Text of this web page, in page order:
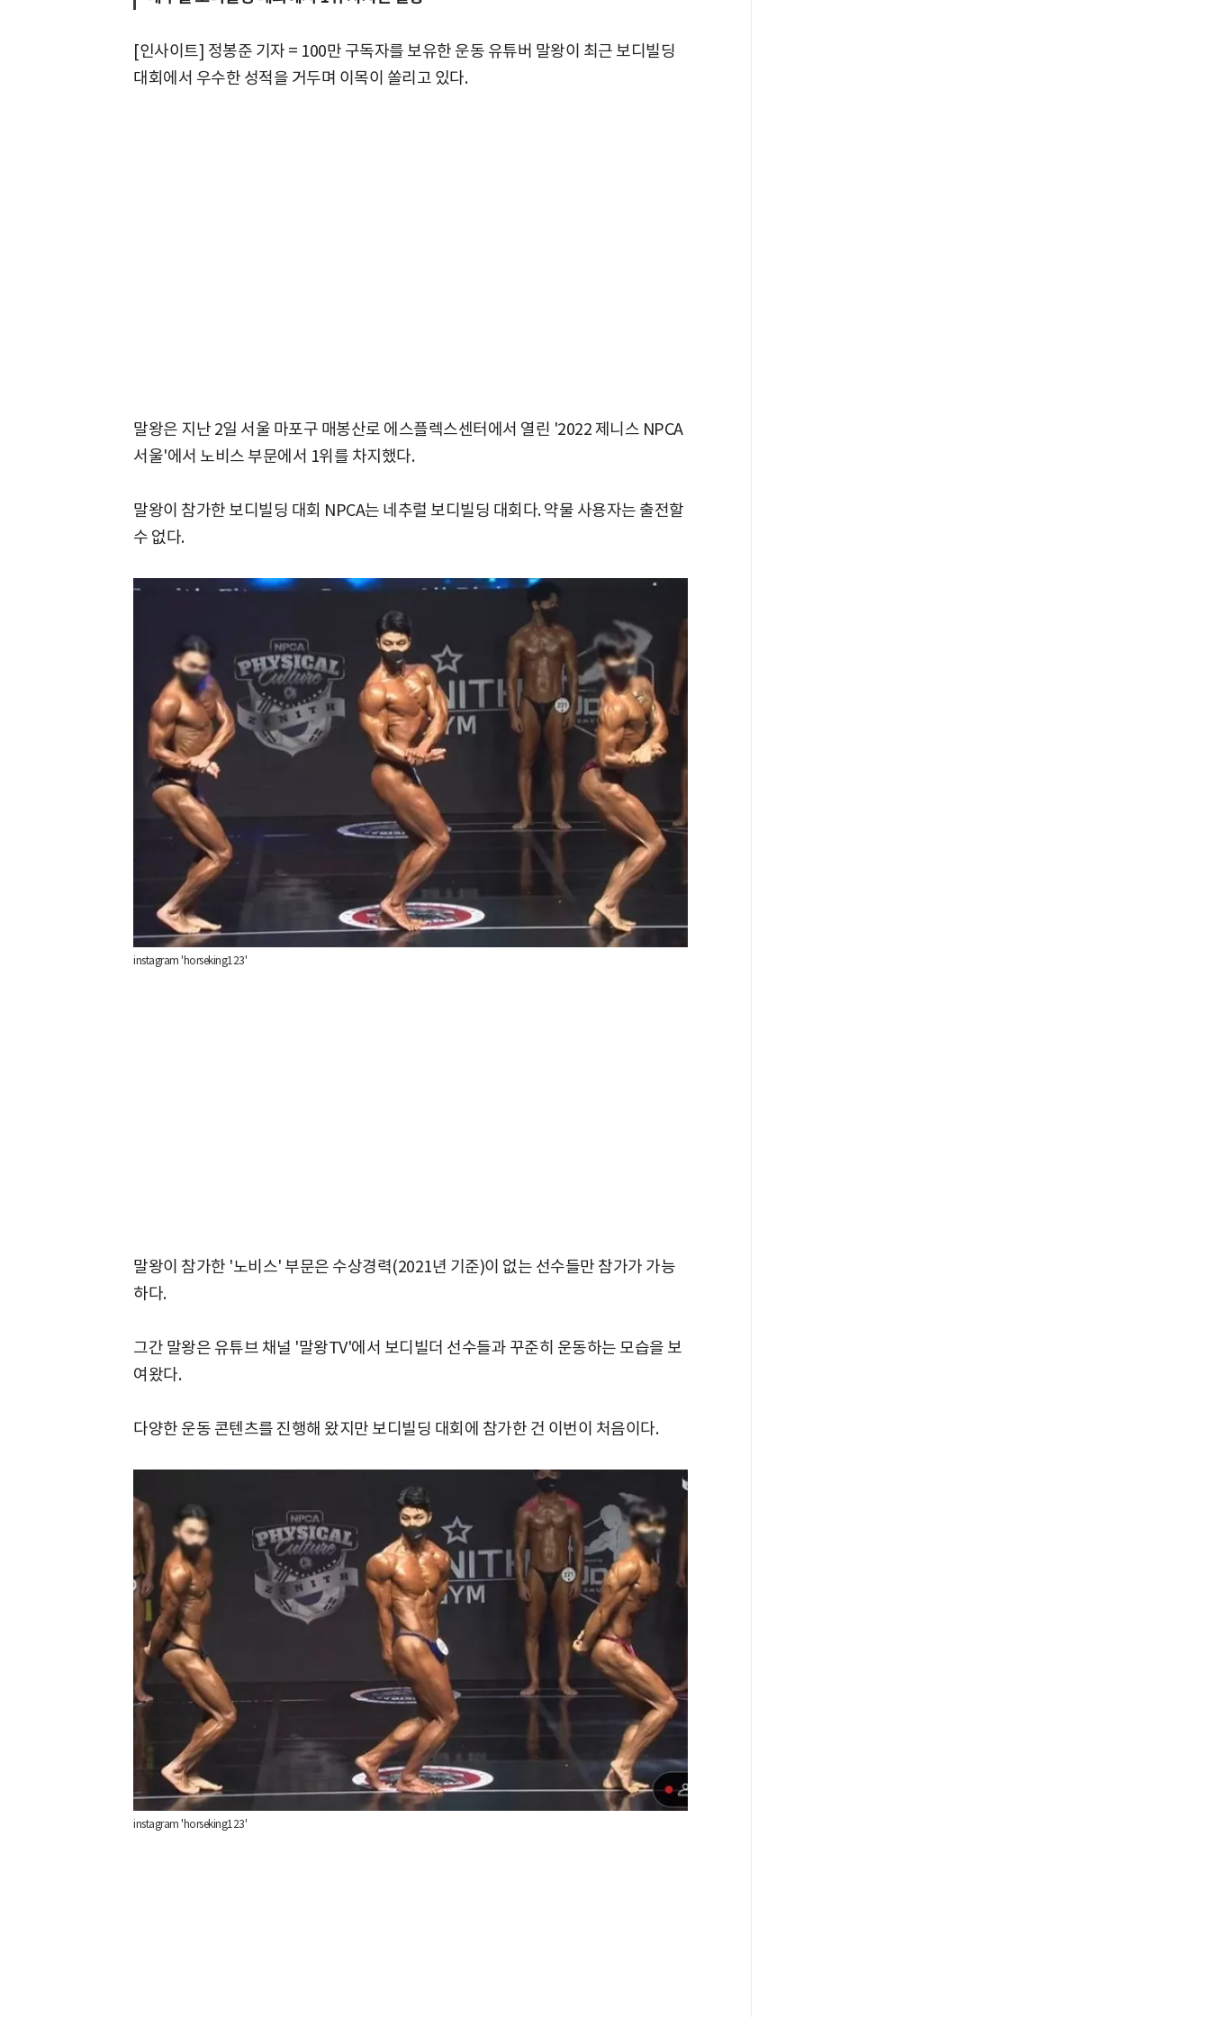
[인사이트] 정봉준 기자 = 100만 구독자를 보유한 운동 유튜버 말왕이 최근 보디빌딩
대회에서 우수한 성적을 거두며 이목이 쏠리고 있다.
말왕은 지난 2일 서울 마포구 매봉산로 에스플렉스센터에서 열린 '2022 제니스 NPCA
서울'에서 노비스 부문에서 1위를 차지했다.
말왕이 참가한 보디빌딩 대회 NPCA는 네추럴 보디빌딩 대회다. 약물 사용자는 출전할
수 없다.
instagram 'horseking123'
말왕이 참가한 '노비스' 부문은 수상경력(2021년 기준)이 없는 선수들만 참가가 가능
하다.
그간 말왕은 유튜브 채널 '말왕TV'에서 보디빌더 선수들과 꾸준히 운동하는 모습을 보
여왔다.
다양한 운동 콘텐츠를 진행해 왔지만 보디빌딩 대회에 참가한 건 이번이 처음이다.
instagram 'horseking123'